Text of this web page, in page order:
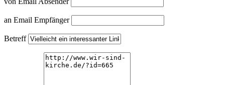
an Email Empfänger
Betreff